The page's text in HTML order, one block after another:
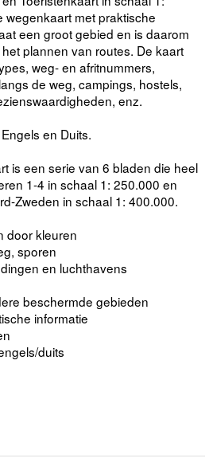
met praktische
een groot gebied en is daarom
plannen van routes. De kaart
weg- en afritnummers,
de weg, campings, hostels,
enz.
en Duits.
is een serie van 6 bladen die heel
1-4 in schaal 1: 250.000 en
Zweden in schaal 1: 400.000.
door kleuren
sporen
en luchthavens
beschermde gebieden
informatie
duits